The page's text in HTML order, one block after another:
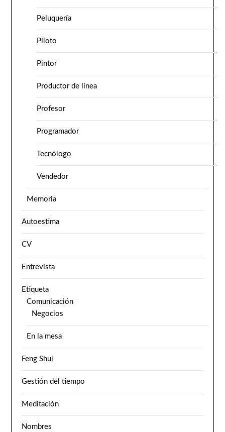
Peluquería
Piloto
Pintor
Productor de línea
Profesor
Programador
Tecnólogo
Vendedor
Memoria
Autoestima
CV
Entrevista
Etiqueta
Comunicación
Negocios
En la mesa
Feng Shui
Gestión del tiempo
Meditación
Nombres